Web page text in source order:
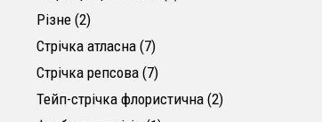
Різне 22 товари
Стрічка атласна 77 товарів
Стрічка репсова 77 товарів
Тейп-стрічка флористична 22 товари